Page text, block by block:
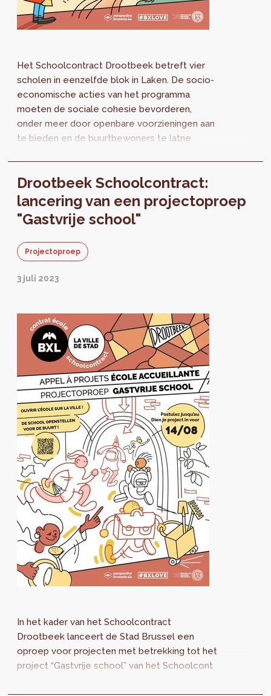
Het Schoolcontract Drootbeek betreft vier
scholen in eenzelfde blok in Laken. De socio-
economische acties van het programma
moeten de sociale cohesie bevorderen,
onder meer door openbare voorzieningen aan
te bieden en de buurtbewoners te latne
Drootbeek Schoolcontract:
lancering van een projectoproep
"Gastvrije school"
Projectoproep
3 juli 2023
In het kader van het Schoolcontract
Drootbeek lanceert de Stad Brussel een
oproep voor projecten met betrekking tot het
project “Gastvrije school” van het Schoolcont